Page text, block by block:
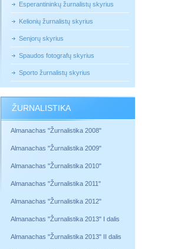
Esperantininkų žurnalistų skyrius
Kelionių žurnalistų skyrius
Senjorų skyrius
Spaudos fotografų skyrius
Sporto žurnalistų skyrius
ŽURNALISTIKA
Almanachas "Žurnalistika 2008"
Almanachas "Žurnalistika 2009"
Almanachas "Žurnalistika 2010"
Almanachas "Žurnalistika 2011"
Almanachas "Žurnalistika 2012"
Almanachas "Žurnalistika 2013" I dalis
Almanachas "Žurnalistika 2013" II dalis